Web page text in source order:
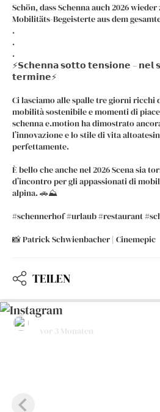
Schön, dass Schenna auch 2026
Mobilitäts-Begeisterte aus dem
.
.
.
⚡️𝗦𝗰𝗵𝗲𝗻𝗻𝗮 𝘀𝗼𝘁𝘁𝗼 𝘁𝗲𝗻𝘀𝗶𝗼𝗻𝗲 – 𝗻𝗲𝗹
𝘁𝗲𝗿𝗺𝗶𝗻𝗲⚡️
Ci lasciamo alle spalle tre giorni ricchi
mobilità sostenibile e momenti di
schenna e.motion ha dimostrato
l’innovazione e lo stile di vita
perfettamente.
È bello che anche nel 2026 Scena sia
d’incontro per gli appassionati di
alpina. 🚗⛰️
#schennerhof #urlaub #restaurant
📸 Patrick Schwienbacher | Cinemepic
TEILEN
hotelrestaurantschennerhof
vor 3 Monaten